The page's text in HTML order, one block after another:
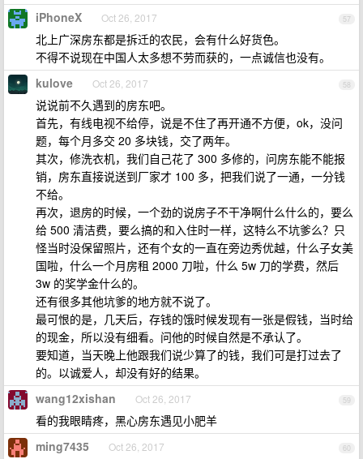
57
iPhoneX Oct 26, 2017
北上广深房东都是拆迁的农民，会有什么好货色。
不得不说现在中国人太多想不劳而获的，一点诚信也没有。
58
kulove Oct 26, 2017
说说前不久遇到的房东吧。
首先，有线电视不给停，说是不住了再开通不方便，ok，没问
题，每个月多交 20 多块钱，交了两年。
其次，修洗衣机，我们自己花了 300 多修的，问房东能不能报
销，房东直接说送到厂家才 100 多，把我们说了一通，一分钱
不给。
再次，退房的时候，一个劲的说房子不干净啊什么什么的，要么
给 500 清洁费，要么搞的和入住时一样，这特么不坑爹么？只
怪当时没保留照片，还有个女的一直在旁边秀优越，什么子女美
国啦，什么一个月房租 2000 刀啦，什么 5w 刀的学费，然后
3w 的奖学金什么的。
还有很多其他坑爹的地方就不说了。
最可恨的是，几天后，存钱的饿时候发现有一张是假钱，当时给
的现金，所以没有细看。问他的时候自然是不承认了。
要知道，当天晚上他跟我们说少算了的钱，我们可是打过去了
的。以诚爱人，却没有好的结果。
59
wang12xishan Oct 26, 2017
看的我眼睛疼，黑心房东遇见小肥羊
60
ming7435 Oct 26, 2017